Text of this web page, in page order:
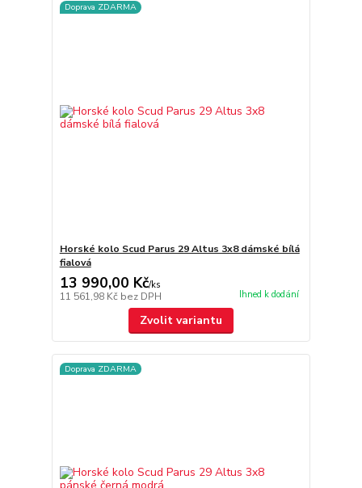
Doprava ZDARMA
Horské kolo Scud Parus 29 Altus 3x8 dámské bílá
fialová
13 990,00 Kč/ks
11 561,98 Kč bez DPH Ihned k dodání
Zvolit variantu
Doprava ZDARMA